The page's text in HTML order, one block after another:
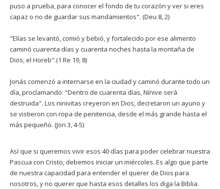
puso a prueba, para conocer el fondo de tu corazón y ver si eres
capaz o no de guardar sus mandamientos". (Deu 8, 2)
"Elías se levantó, comió y bebió, y fortalecido por ese alimento
caminó cuarenta días y cuarenta noches hasta la montaña de
Dios, el Horeb".(1 Re 19, 8)
Jonás comenzó a internarse en la ciudad y caminó durante todo un
día, proclamando: "Dentro de cuarenta días, Nínive será
destruida". Los ninivitas creyeron en Dios, decretaron un ayuno y
se vistieron con ropa de penitencia, desde el más grande hasta el
más pequeño. (Jon 3, 4-5)
Así que si queremos vivir esos 40 días para poder celebrar nuestra
Pascua con Cristo, debemos iniciar un miércoles. Es algo que parte
de nuestra capacidad para entender el querer de Dios para
nosotros, y no querer que hasta esos detalles los diga la Biblia.